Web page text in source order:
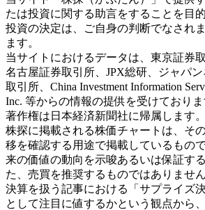
たは投資に関する助言をすることを目
投資の決定は、ご自身の判断でなされ
ます。
当サイトにおけるデータは、東京証券
名古屋証券取引所、JPX総研、ジャパ
取引所、China Investment Information
Inc. 等からの情報の提供を受けており
著作権は日本経済新聞社に帰属します。
株探に掲載される株価チャートは、そ
移を確認する用途で掲載しているもの
来の価値の動向を示唆あるいは保証す
た、売買を推奨するものではありません
決算を扱う記事における「サプライズ
として注目に値するかという観点から